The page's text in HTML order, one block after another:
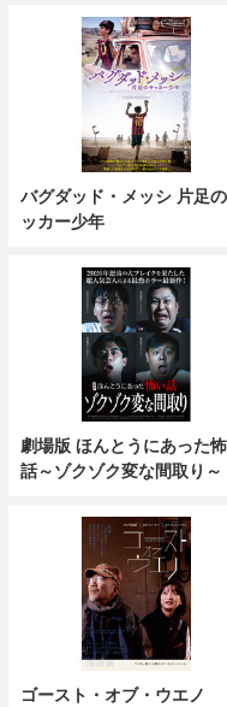
バグダッド・メッシ 片足
ッカー少年
劇場版 ほんとうにあった
話～ゾクゾク変な間取り～
ゴースト・オブ・ウエノ